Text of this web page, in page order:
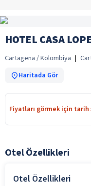
HOTEL CASA
Cartagena / Kolombiya |
Haritada Gör
Fiyatları görmek için tarih
Otel Özellikleri
Otel Özellikleri